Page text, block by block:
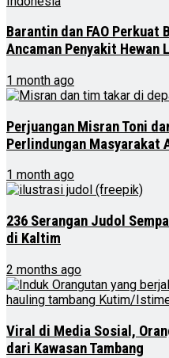
Barantin dan FAO
Ancaman Penyakit Hewan
1 month ago
Perjuangan Misran Toni
Perlindungan Masyarakat
1 month ago
236 Serangan Judol
di Kaltim
2 months ago
Viral di Media Sosial,
dari Kawasan Tambang